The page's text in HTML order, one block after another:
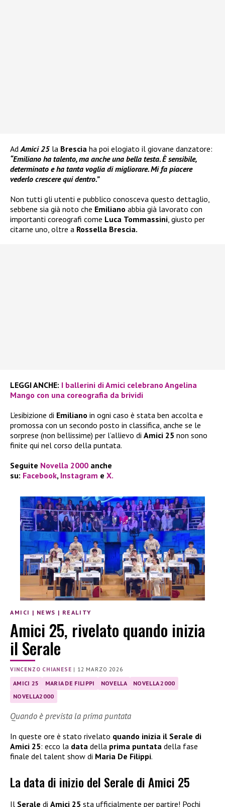
AdAmici 25 la Brescia ha poi elogiato il giovane danzatore:
“Emiliano ha talento, ma anche una bella testa. È sensibile,
determinato e ha tanta voglia di migliorare. Mi fa piacere
vederlo crescere qui dentro.”
Non tutti gli utenti e pubblico conosceva questo dettaglio,
sebbene sia già noto che Emiliano abbia già lavorato con
importanti coreografi come Luca Tommassini, giusto per
citarne uno, oltre a Rossella Brescia.
LEGGI ANCHE: I ballerini di Amici celebrano Angelina
Mango con una coreografia da brividi
L’esibizione di Emiliano in ogni caso è stata ben accolta e
promossa con un secondo posto in classifica, anche se le
sorprese (non bellissime) per l’allievo di Amici 25 non sono
finite qui nel corso della puntata.
Seguite Novella 2000 anche
su: Facebook, Instagram e X.
AMICI | NEWS | REALITY
Amici 25, rivelato quando inizia
il Serale
VINCENZO CHIANESE | 12 MARZO 2026
AMICI 25 MARIA DE FILIPPI NOVELLA
NOVELLA 2000
NOVELLA2000
Quando è prevista la prima puntata
In queste ore è stato rivelato quando inizia il Serale di
Amici 25: ecco la data della prima puntata della fase
finale del talent show di Maria De Filippi.
La data di inizio del Serale di Amici 25
Il Serale di Amici 25 sta ufficialmente per partire! Pochi